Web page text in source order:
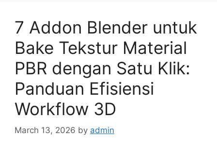
7 Addon Blender untuk
Bake Tekstur Material
PBR dengan Satu Klik:
Panduan Efisiensi
Workflow 3D
March 13, 2026 by admin